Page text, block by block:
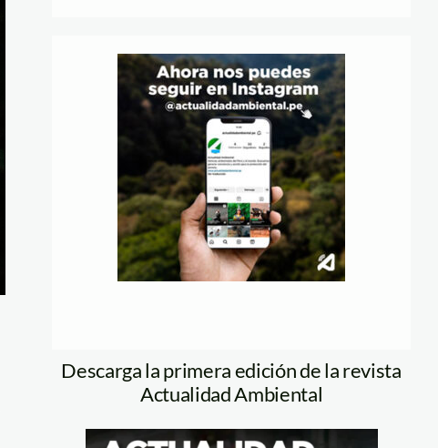
Descarga la primera edición de la revista
Actualidad Ambiental